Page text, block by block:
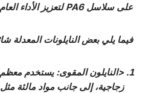
على سلاسل PA6 لتعزيز الأداء العام.
فيما يلي بعض النايلونات المعدلة
<النايلون المقوى: يستخدم معظم
زجاجية، إلى جانب مواد مالئة